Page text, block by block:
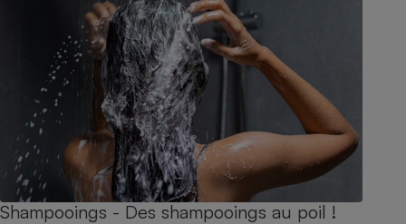
Shampooings - Des shampooings au poil !